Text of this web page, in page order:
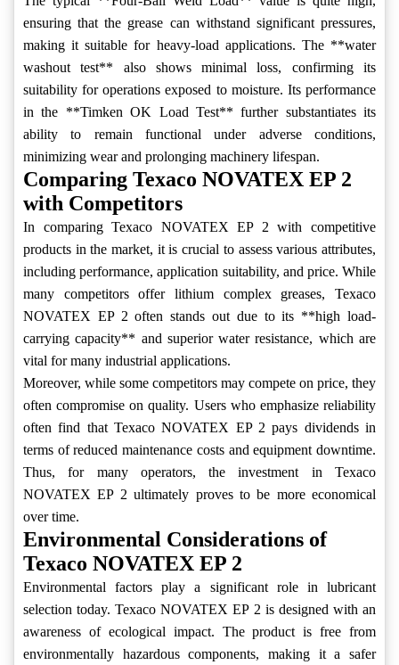
ensuring that the grease can withstand significant pressures,
making it suitable for heavy-load applications. The **water
washout test** also shows minimal loss, confirming its
suitability for operations exposed to moisture. Its performance
in the **Timken OK Load Test** further substantiates its
ability to remain functional under adverse conditions,
minimizing wear and prolonging machinery lifespan.
Comparing Texaco NOVATEX EP 2
with Competitors
In comparing Texaco NOVATEX EP 2 with competitive
products in the market, it is crucial to assess various attributes,
including performance, application suitability, and price. While
many competitors offer lithium complex greases, Texaco
NOVATEX EP 2 often stands out due to its **high load-
carrying capacity** and superior water resistance, which are
vital for many industrial applications.
Moreover, while some competitors may compete on price, they
often compromise on quality. Users who emphasize reliability
often find that Texaco NOVATEX EP 2 pays dividends in
terms of reduced maintenance costs and equipment downtime.
Thus, for many operators, the investment in Texaco
NOVATEX EP 2 ultimately proves to be more economical
over time.
Environmental Considerations of
Texaco NOVATEX EP 2
Environmental factors play a significant role in lubricant
selection today. Texaco NOVATEX EP 2 is designed with an
awareness of ecological impact. The product is free from
environmentally hazardous components, making it a safer